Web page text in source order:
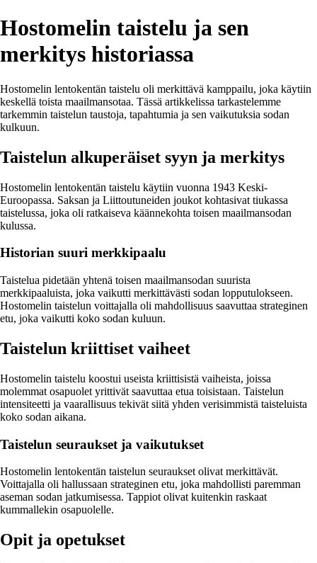
Hostomelin taistelu ja sen
merkitys historiassa
Hostomelin lentokentän taistelu oli merkittävä kamppailu, joka käytiin
keskellä toista maailmansotaa. Tässä artikkelissa tarkastelemme
tarkemmin taistelun taustoja, tapahtumia ja sen vaikutuksia sodan
kulkuun.
Taistelun alkuperäiset syyn ja merkitys
Hostomelin lentokentän taistelu käytiin vuonna 1943 Keski-
Euroopassa. Saksan ja Liittoutuneiden joukot kohtasivat tiukassa
taistelussa, joka oli ratkaiseva käännekohta toisen maailmansodan
kulussa.
Historian suuri merkkipaalu
Taistelua pidetään yhtenä toisen maailmansodan suurista
merkkipaaluista, joka vaikutti merkittävästi sodan lopputulokseen.
Hostomelin taistelun voittajalla oli mahdollisuus saavuttaa strateginen
etu, joka vaikutti koko sodan kuluun.
Taistelun kriittiset vaiheet
Hostomelin taistelu koostui useista kriittisistä vaiheista, joissa
molemmat osapuolet yrittivät saavuttaa etua toisistaan. Taistelun
intensiteetti ja vaarallisuus tekivät siitä yhden verisimmistä taisteluista
koko sodan aikana.
Taistelun seuraukset ja vaikutukset
Hostomelin lentokentän taistelun seuraukset olivat merkittävät.
Voittajalla oli hallussaan strateginen etu, joka mahdollisti paremman
aseman sodan jatkumisessa. Tappiot olivat kuitenkin raskaat
kummallekin osapuolelle.
Opit ja opetukset